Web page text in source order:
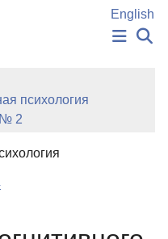
English
психология
№ 2